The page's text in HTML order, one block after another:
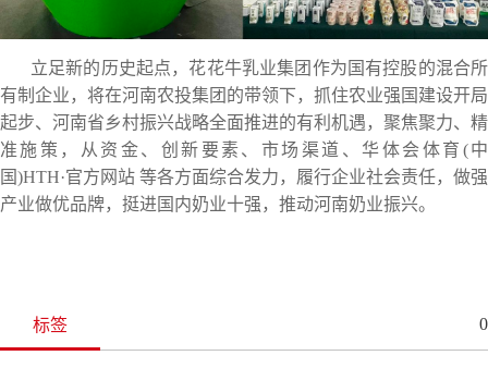
立足新的历史起点，花花牛乳业集团作为国有控股的混合所
有制企业，将在河南农投集团的带领下，抓住农业强国建设开局
起步、河南省乡村振兴战略全面推进的有利机遇，聚焦聚力、精
准施策，从资金、创新要素、市场渠道、华体会体育(中
国)HTH·官方网站 等各方面综合发力，履行企业社会责任，做强
产业做优品牌，挺进国内奶业十强，推动河南奶业振兴。
标签 0